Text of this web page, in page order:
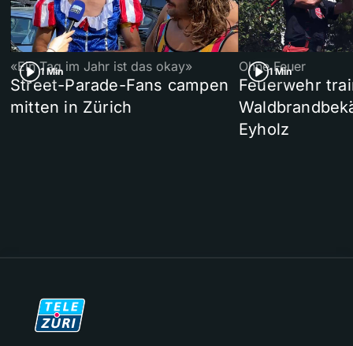
1 Min
«Ein Tag im Jahr ist das okay»
Street-Parade-Fans campen
mitten in Zürich
1 Min
Ohne Feuer
Feuerwehr
Eyholz